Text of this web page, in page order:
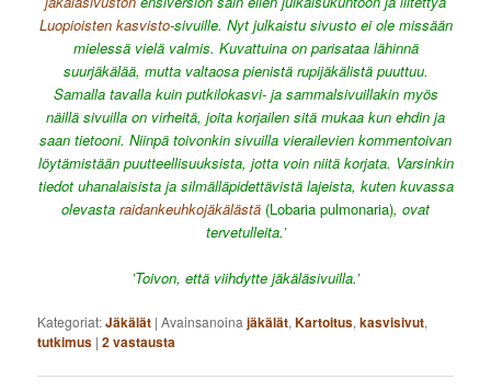
Luopioisten kasvisto-sivuille. Nyt julkaistu sivusto ei ole missään
mielessä vielä valmis. Kuvattuina on parisataa lähinnä
suurjäkälää, mutta valtaosa pienistä rupijäkälistä puuttuu.
Samalla tavalla kuin putkilokasvi- ja sammalsivuillakin myös
näillä sivuilla on virheitä, joita korjailen sitä mukaa kun ehdin ja
saan tietooni. Niinpä toivonkin sivuilla vierailevien kommentoivan
löytämistään puutteellisuuksista, jotta voin niitä korjata. Varsinkin
tiedot uhanalaisista ja silmälläpidettävistä lajeista, kuten kuvassa
olevasta raidankeuhkojäkälästä (Lobaria pulmonaria), ovat
tervetulleita.’
’Toivon, että viihdytte jäkäläsivuilla.’
Kategoriat:Jäkälät |Avainsanoinajäkälät,Kartoitus,kasvisivut,
tutkimus |2vastausta